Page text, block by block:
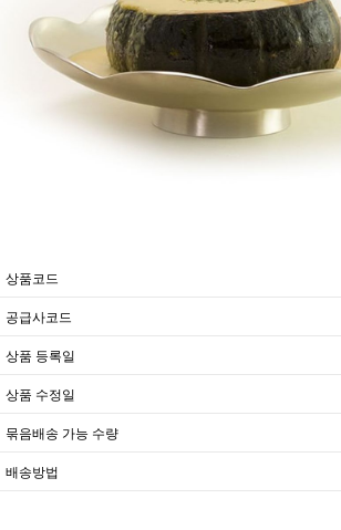
상품코드
공급사코드
상품 등록일
상품 수정일
묶음배송 가능 수량
배송방법